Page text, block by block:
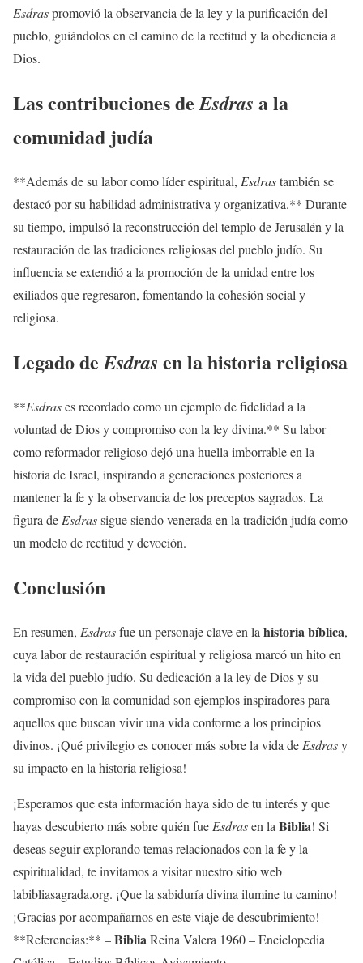
Esdraspromovió la observancia de la ley y la purificación del
pueblo, guiándolos en el camino de la rectitud y la obediencia a
Dios.
Las contribuciones deEsdras a la
comunidad judía
**Además de su labor como líder espiritual, Esdrastambién se
destacó por su habilidad administrativa y organizativa.** Durante
su tiempo, impulsó la reconstrucción del templo de Jerusalén y la
restauración de las tradiciones religiosas del pueblo judío. Su
influencia se extendió a la promoción de la unidad entre los
exiliados que regresaron, fomentando la cohesión social y
religiosa.
Legado deEsdras en la historia religiosa
**Esdrases recordado como un ejemplo de fidelidad a la
voluntad de Dios y compromiso con la ley divina.** Su labor
como reformador religioso dejó una huella imborrable en la
historia de Israel, inspirando a generaciones posteriores a
mantener la fe y la observancia de los preceptos sagrados. La
figura de Esdrassigue siendo venerada en la tradición judía como
un modelo de rectitud y devoción.
Conclusión
En resumen, Esdrasfue un personaje clave en la historia bíblica,
cuya labor de restauración espiritual y religiosa marcó un hito en
la vida del pueblo judío. Su dedicación a la ley de Dios y su
compromiso con la comunidad son ejemplos inspiradores para
aquellos que buscan vivir una vida conforme a los principios
divinos. ¡Qué privilegio es conocer más sobre la vida de Esdrasy
su impacto en la historia religiosa!
¡Esperamos que esta información haya sido de tu interés y que
hayas descubierto más sobre quién fue Esdrasen la Biblia! Si
deseas seguir explorando temas relacionados con la fe y la
espiritualidad, te invitamos a visitar nuestro sitio web
labibliasagrada.org. ¡Que la sabiduría divina ilumine tu camino!
¡Gracias por acompañarnos en este viaje de descubrimiento!
**Referencias:** –BibliaReina Valera 1960 – Enciclopedia